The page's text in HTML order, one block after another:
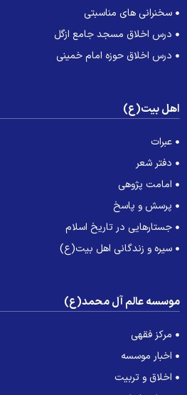
سخنرانی های مناسبتی
درس اخلاق مسجد جامع ازگل
درس اخلاق حوزه امام خمینی
بیت(ع)
عبرات
دفتر شعر
امامت پژوهی
پرسش و پاسخ
جستارهایی در تاریخ اسلام
سیره و زندگانی اهل بیت(ع)
عالم آل محمد(ع)
مرکز فقهی
اخبار موسسه
اخلاق و تربیت